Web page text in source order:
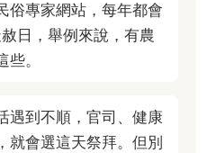
俗專家網站，每年都會
日，舉例來說，有農
。
遇到不順，官司、健康
就會選這天祭拜。但別